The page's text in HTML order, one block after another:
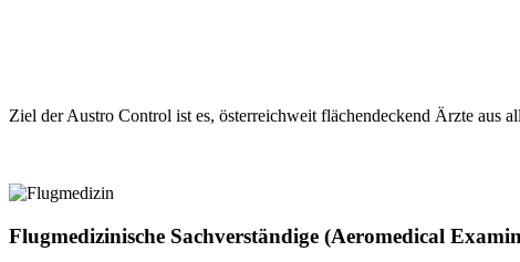
Ziel der Austro Control ist es, österreichweit flächendeckend Ärzte aus
Flugmedizinische Sachverständige (Aeromedical